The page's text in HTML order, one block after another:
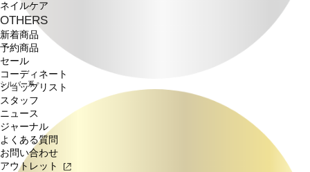
ネイルケア
OTHERS
新着商品
予約商品
セール
コーディネート
ショップリスト
スタッフ
ニュース
ジャーナル
よくある質問
お問い合わせ
アウトレット
シルバー系